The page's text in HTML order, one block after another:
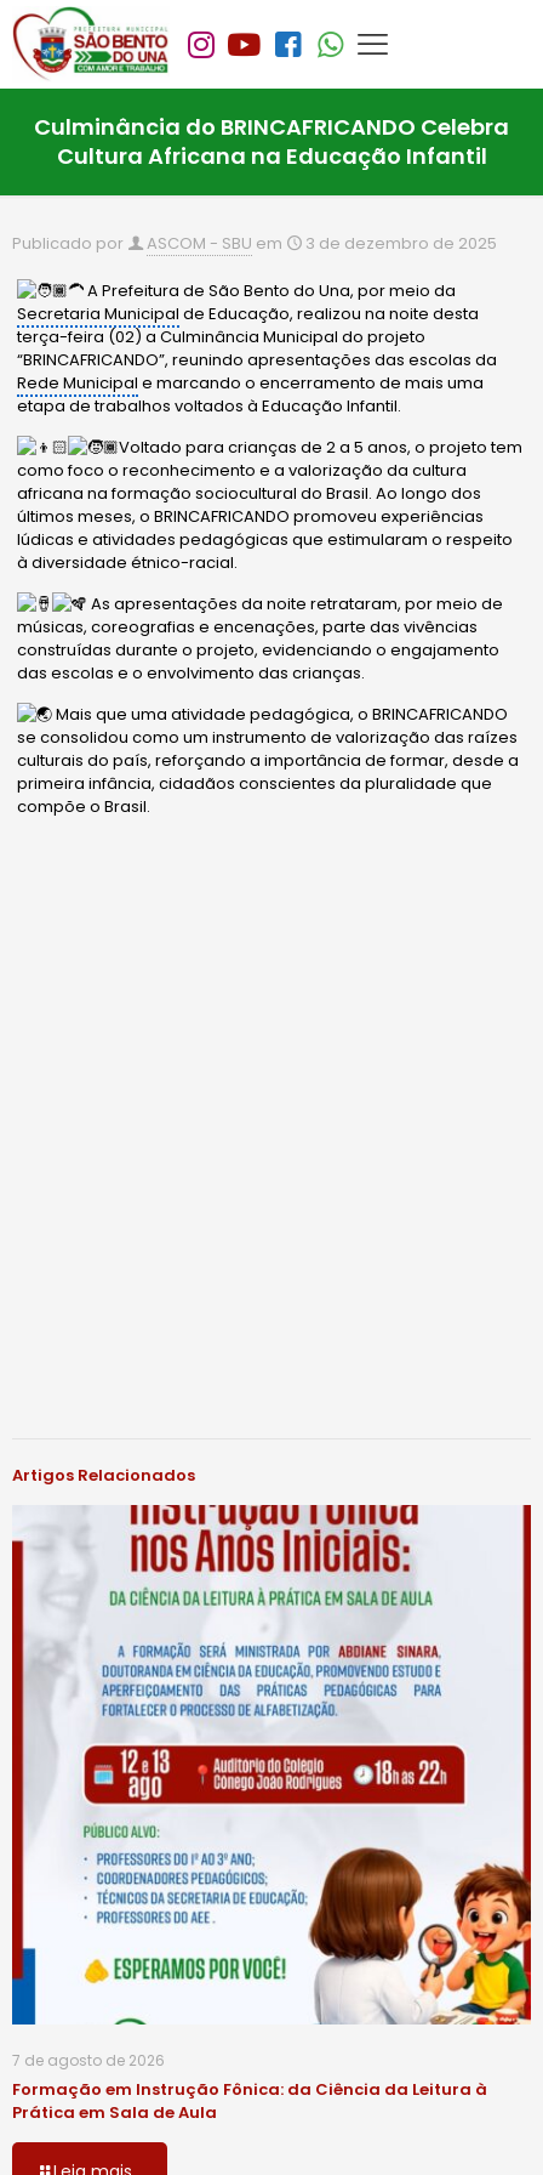
Culminância do BRINCAFRICANDO Celebra
Cultura Africana na Educação Infantil
Publicado por ASCOM - SBU em 3 de dezembro de 2025
A Prefeitura de São Bento do Una, por meio da
Secretaria Municipal de Educação, realizou na noite desta
terça-feira (02) a Culminância Municipal do projeto
“BRINCAFRICANDO”, reunindo apresentações das escolas da
Rede Municipal e marcando o encerramento de mais uma
etapa de trabalhos voltados à Educação Infantil.
Voltado para crianças de 2 a 5 anos, o projeto tem
como foco o reconhecimento e a valorização da cultura
africana na formação sociocultural do Brasil. Ao longo dos
últimos meses, o BRINCAFRICANDO promoveu experiências
lúdicas e atividades pedagógicas que estimularam o respeito
à diversidade étnico-racial.
As apresentações da noite retrataram, por meio de
músicas, coreografias e encenações, parte das vivências
construídas durante o projeto, evidenciando o engajamento
das escolas e o envolvimento das crianças.
Mais que uma atividade pedagógica, o BRINCAFRICANDO
se consolidou como um instrumento de valorização das raízes
culturais do país, reforçando a importância de formar, desde a
primeira infância, cidadãos conscientes da pluralidade que
compõe o Brasil.
Artigos Relacionados
7 de agosto de 2026
Formação em Instrução Fônica: da Ciência da Leitura à
Prática em Sala de Aula